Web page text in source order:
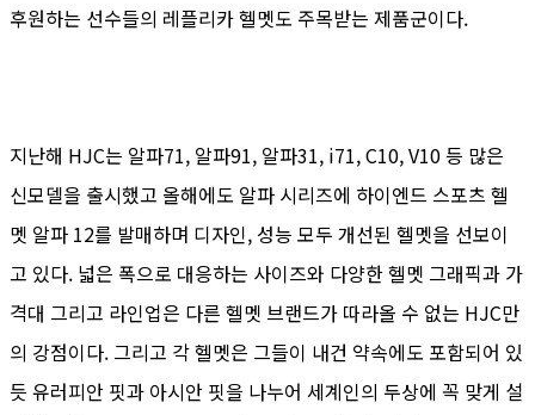
후원하는 선수들의 레플리카 헬멧도 주목받는 제품군이다.
지난해 HJC는 알파71, 알파91, 알파31, i71, C10, V10 등 많은
신모델을 출시했고 올해에도 알파 시리즈에 하이엔드 스포츠 헬
멧 알파 12를 발매하며 디자인, 성능 모두 개선된 헬멧을 선보이
고 있다. 넓은 폭으로 대응하는 사이즈와 다양한 헬멧 그래픽과 가
격대 그리고 라인업은 다른 헬멧 브랜드가 따라올 수 없는 HJC만
의 강점이다. 그리고 각 헬멧은 그들이 내건 약속에도 포함되어 있
듯 유러피안 핏과 아시안 핏을 나누어 세계인의 두상에 꼭 맞게 설